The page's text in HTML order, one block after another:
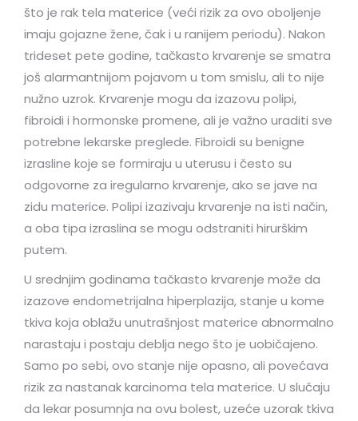
što je rak tela materice (veći rizik za ovo oboljenje
imaju gojazne žene, čak i u ranijem periodu). Nakon
trideset pete godine, tačkasto krvarenje se smatra
još alarmantnijom pojavom u tom smislu, ali to nije
nužno uzrok. Krvarenje mogu da izazovu polipi,
fibroidi i hormonske promene, ali je važno uraditi sve
potrebne lekarske preglede. Fibroidi su benigne
izrasline koje se formiraju u uterusu i često su
odgovorne za iregularno krvarenje, ako se jave na
zidu materice. Polipi izazivaju krvarenje na isti način,
a oba tipa izraslina se mogu odstraniti hirurškim
putem.
U srednjim godinama tačkasto krvarenje može da
izazove endometrijalna hiperplazija, stanje u kome
tkiva koja oblažu unutrašnjost materice abnormalno
narastaju i postaju deblja nego što je uobičajeno.
Samo po sebi, ovo stanje nije opasno, ali povećava
rizik za nastanak karcinoma tela materice. U slučaju
da lekar posumnja na ovu bolest, uzeće uzorak tkiva